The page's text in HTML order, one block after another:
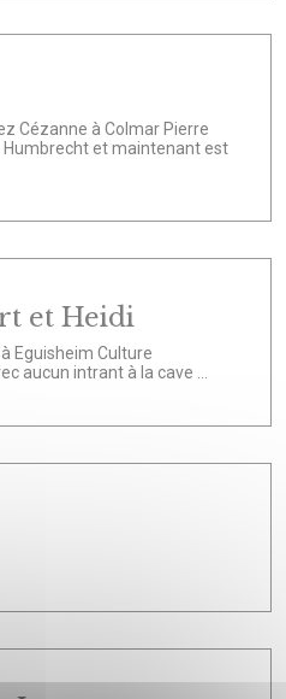
Cézanne à Colmar Pierre
et maintenant est
et Heidi
Eguisheim Culture
aucun intrant à la cave ...